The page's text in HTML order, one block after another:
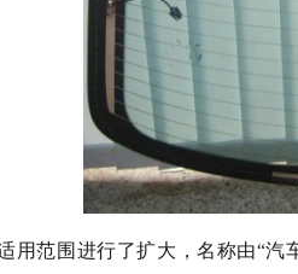
用范围进行了扩大，名称由“汽